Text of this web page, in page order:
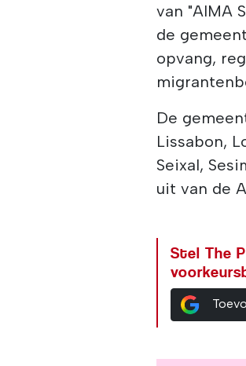
van "AIMA
de
opvang,
De
Lissabon,
Seixal,
uit van de
Stel The